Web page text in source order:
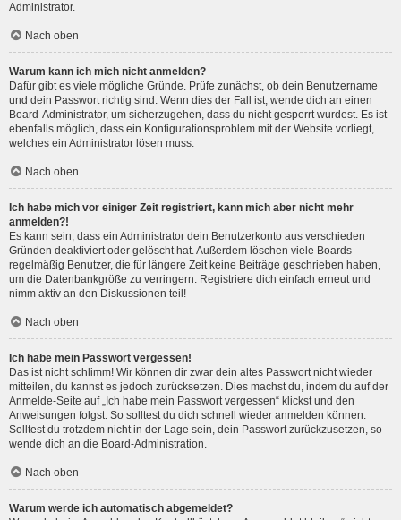
Administrator.
Nach oben
Warum kann ich mich nicht anmelden?
Dafür gibt es viele mögliche Gründe. Prüfe zunächst, ob dein Benutzername
und dein Passwort richtig sind. Wenn dies der Fall ist, wende dich an einen
Board-Administrator, um sicherzugehen, dass du nicht gesperrt wurdest. Es ist
ebenfalls möglich, dass ein Konfigurationsproblem mit der Website vorliegt,
welches ein Administrator lösen muss.
Nach oben
Ich habe mich vor einiger Zeit registriert, kann mich aber nicht mehr
anmelden?!
Es kann sein, dass ein Administrator dein Benutzerkonto aus verschieden
Gründen deaktiviert oder gelöscht hat. Außerdem löschen viele Boards
regelmäßig Benutzer, die für längere Zeit keine Beiträge geschrieben haben,
um die Datenbankgröße zu verringern. Registriere dich einfach erneut und
nimm aktiv an den Diskussionen teil!
Nach oben
Ich habe mein Passwort vergessen!
Das ist nicht schlimm! Wir können dir zwar dein altes Passwort nicht wieder
mitteilen, du kannst es jedoch zurücksetzen. Dies machst du, indem du auf der
Anmelde-Seite auf „Ich habe mein Passwort vergessen“ klickst und den
Anweisungen folgst. So solltest du dich schnell wieder anmelden können.
Solltest du trotzdem nicht in der Lage sein, dein Passwort zurückzusetzen, so
wende dich an die Board-Administration.
Nach oben
Warum werde ich automatisch abgemeldet?